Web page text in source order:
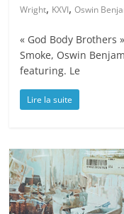
Wright, KXVI,Oswin
« God Body Brothers
Smoke, Oswin
featuring. Le
Lire la suite